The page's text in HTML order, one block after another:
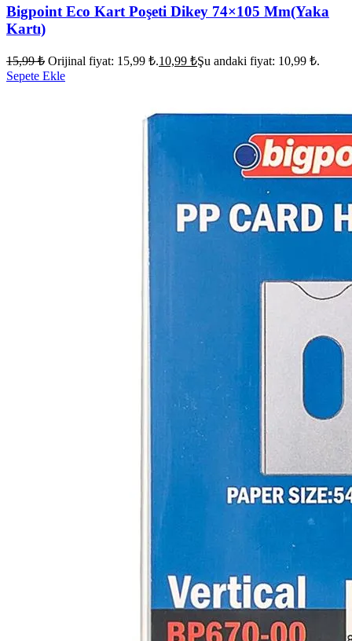
Bigpoint Eco Kart Poşeti Dikey 74×105 Mm(Yaka
Kartı)
15,99₺ Orijinal fiyat: 15,99 ₺.10,99 ₺Şu andaki fiyat: 10,99 ₺.
Sepete Ekle